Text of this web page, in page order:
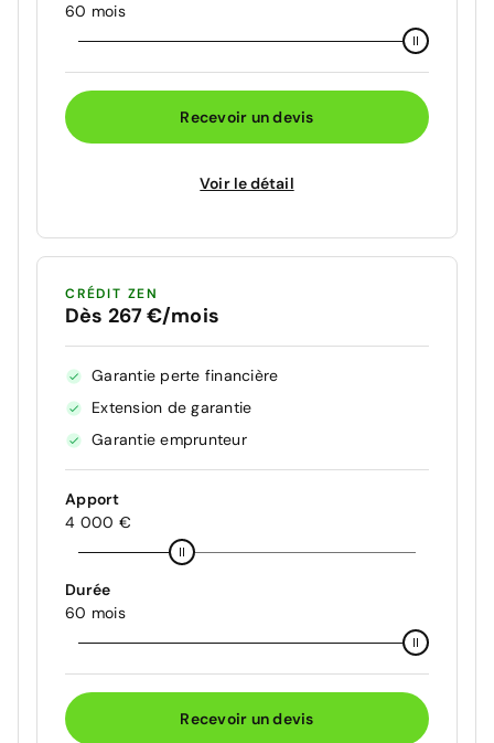
60 mois
Recevoir un devis
Voir le détail
CRÉDIT ZEN
Dès 267 €/mois
Garantie perte financière
Extension de garantie
Garantie emprunteur
Apport
4 000 €
Durée
60 mois
Recevoir un devis